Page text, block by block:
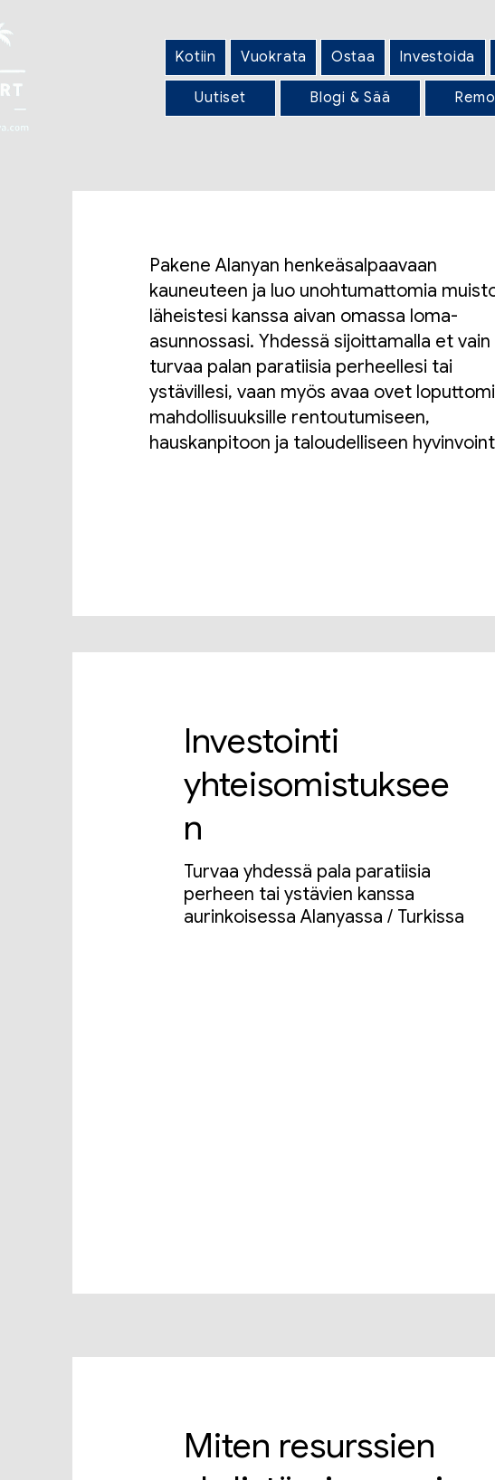
Kotiin Vuokrata Ostaa Investoida
Uutiset Blogi & Sää
Pakene Alanyan henkeäsalpaavaan
kauneuteen ja luo unohtumattomia
läheistesi kanssa aivan omassa loma-
asunnossasi. Yhdessä sijoittamalla et vain
turvaa palan paratiisia perheellesi tai
ystävillesi, vaan myös avaa ovet
mahdollisuuksille rentoutumiseen,
hauskanpitoon ja taloudelliseen
Investointi
yhteisomistuksee
n
Turvaa yhdessä pala paratiisia
perheen tai ystävien kanssa
aurinkoisessa Alanyassa / Turkissa
Miten resurssien